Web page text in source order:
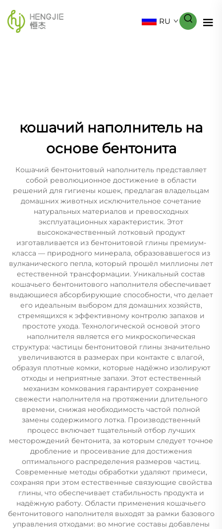
RU
кошачий наполнитель на
основе бентонита
Кошачий бентонитовый наполнитель представляет
собой революционное достижение в области
решений для гигиены кошек, предлагая владельцам
домашних животных исключительное сочетание
натуральных материалов и превосходных
эксплуатационных характеристик. Этот
высококачественный лотковый продукт
изготавливается из бентонитовой глины премиум-
класса — природного минерала, образовавшегося из
вулканического пепла, который прошёл миллионы лет
естественной трансформации. Уникальный состав
кошачьего бентонитового наполнителя обеспечивает
выдающиеся абсорбирующие способности, что делает
его идеальным выбором для домашних хозяйств,
стремящихся к эффективному контролю запахов и
простоте ухода. Технологической основой этого
наполнителя является его микроскопическая
структура: частицы бентонитовой глины значительно
увеличиваются в размерах при контакте с влагой,
образуя плотные комки, которые надёжно изолируют
отходы и неприятные запахи. Этот естественный
механизм комкования гарантирует сохранение
свежести наполнителя на протяжении длительного
времени, снижая необходимость частой полной
замены содержимого лотка. Производственный
процесс включает тщательный отбор лучших
месторождений бентонита, за которым следует точное
дробление и просеивание для достижения
оптимального распределения размеров частиц.
Современные методы обработки удаляют примеси,
сохраняя при этом естественные связующие свойства
глины, что обеспечивает стабильность продукта и
надёжную работу. Области применения кошачьего
бентонитового наполнителя выходят за рамки базового
управления отходами: во многие составы добавлены